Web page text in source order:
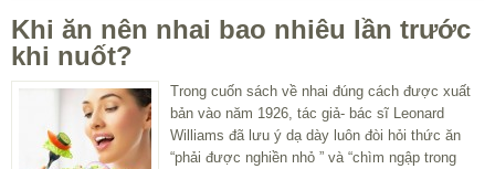
Khi ăn nên nhai bao nhiêu lần trước
khi nuốt?
Trong cuốn sách về nhai đúng cách được xuất
bản vào năm 1926, tác giả- bác sĩ Leonard
Williams đã lưu ý dạ dày luôn đòi hỏi thức ăn
“phải được nghiền nhỏ ” và “chìm ngập trong